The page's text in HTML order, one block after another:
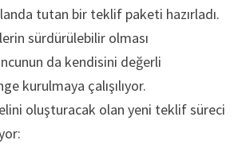
tutan bir teklif paketi hazırladı.
sürdürülebilir olması
da kendisini değerli
kurulmaya çalışılıyor.
oluşturacak olan yeni teklif süreci